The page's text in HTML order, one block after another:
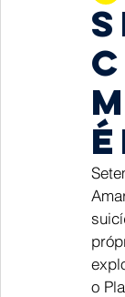
Maternidade
o